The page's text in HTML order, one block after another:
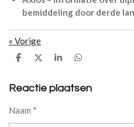
bemiddeling door derde
« Vorige
D
e
D
l
S
r
D
e
Reactie plaatsen
Naam *